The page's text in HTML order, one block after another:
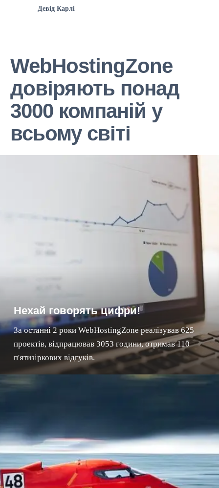
Девід Карлі
WebHostingZone
довіряють понад
3000 компаній у
всьому світі
Нехай говорять цифри!
За останні 2 роки WebHostingZone реалізував 625
проектів, відпрацював 3053 години, отримав 110
п'ятизіркових відгуків.